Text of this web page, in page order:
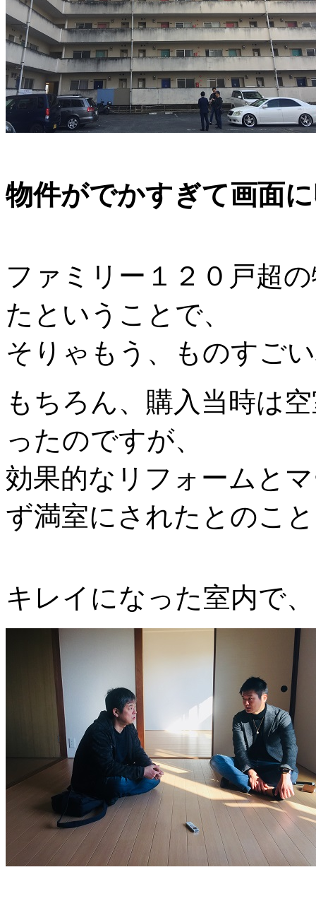
物件がでかすぎて画面
ファミリー１２０戸超
たということで、
そりゃもう、ものすご
もちろん、購入当時は
ったのですが、
効果的なリフォームと
ず満室にされたとのこ
キレイになった室内で